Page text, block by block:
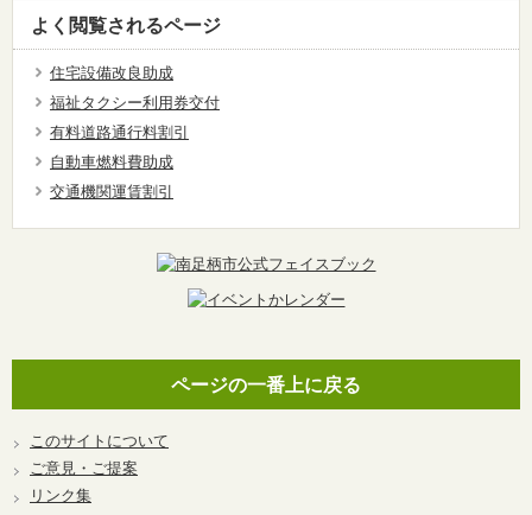
よく閲覧されるページ
住宅設備改良助成
福祉タクシー利用券交付
有料道路通行料割引
自動車燃料費助成
交通機関運賃割引
ページの一番上に戻る
このサイトについて
ご意見・ご提案
リンク集